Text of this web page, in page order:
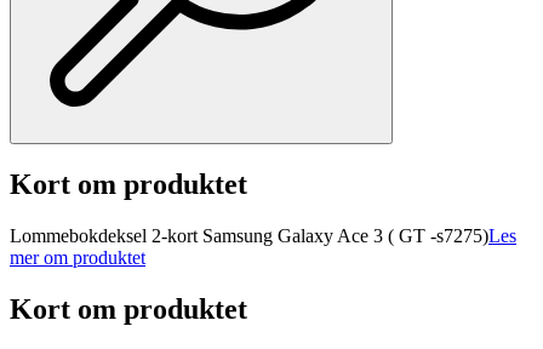
Kort om produktet
Lommebokdeksel 2-kort Samsung Galaxy Ace 3 ( GT -s7275)Les
mer om produktet
Kort om produktet